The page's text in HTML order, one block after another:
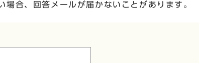
合、回答メールが届かないことがあります。